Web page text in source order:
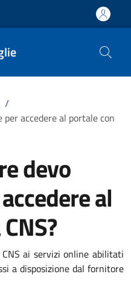
/
accedere al portale con
devo
al
ai servizi online abilitati
a disposizione dal fornitore